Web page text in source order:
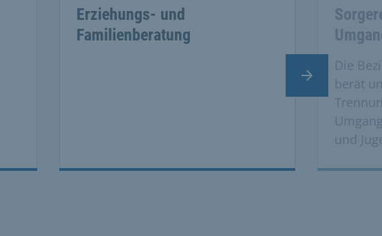
Erziehungs- und
Familienberatung
Die
berät
und
Nächster Slide